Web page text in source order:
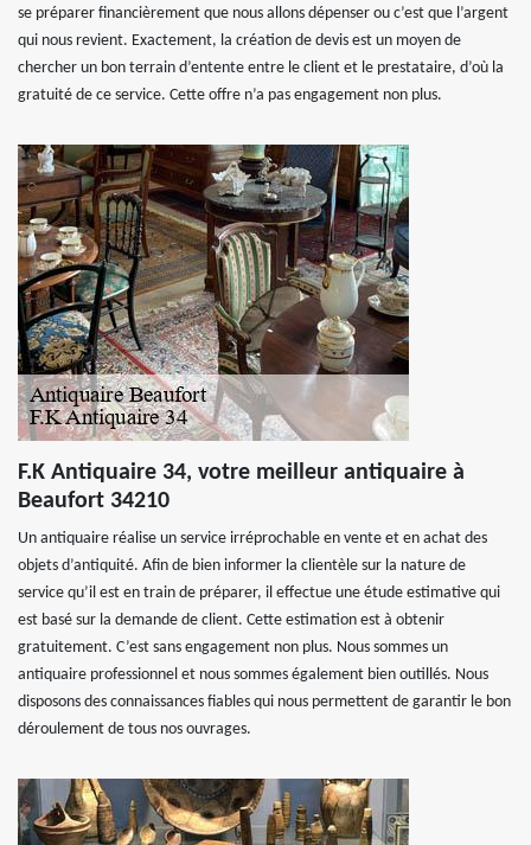
se préparer financièrement que nous allons dépenser ou c’est que l’argent
qui nous revient. Exactement, la création de devis est un moyen de
chercher un bon terrain d’entente entre le client et le prestataire, d’où la
gratuité de ce service. Cette offre n’a pas engagement non plus.
F.K Antiquaire 34, votre meilleur antiquaire à
Beaufort 34210
Un antiquaire réalise un service irréprochable en vente et en achat des
objets d’antiquité. Afin de bien informer la clientèle sur la nature de
service qu’il est en train de préparer, il effectue une étude estimative qui
est basé sur la demande de client. Cette estimation est à obtenir
gratuitement. C’est sans engagement non plus. Nous sommes un
antiquaire professionnel et nous sommes également bien outillés. Nous
disposons des connaissances fiables qui nous permettent de garantir le bon
déroulement de tous nos ouvrages.